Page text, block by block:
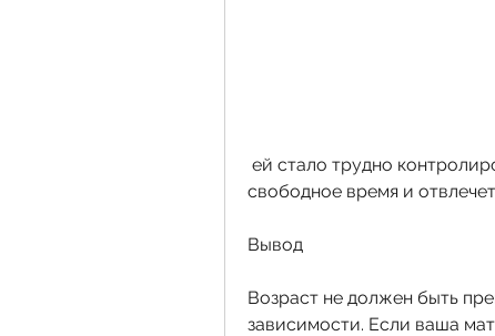
свободное время и
Вывод
Возраст не должен быть
зависимости. Если ваша